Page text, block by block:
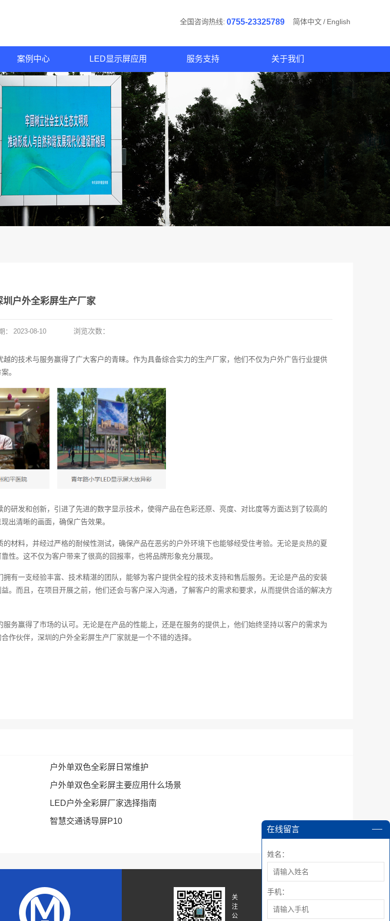
全国咨询热线: 0755-23325789 简体中文/ English
案例中心 LED显示屏应用 服务支持 关于我们
圳户外全彩屏生产厂家
： 2023-08-10 浏览次数：
的技术与服务赢得了广大客户的青睐。作为具备综合实力的生产厂家，他们不仅为户外广告行业提供
。
研发和创新，引进了先进的数字显示技术，使得产品在色彩还原、亮度、对比度等方面达到了较高的
出清晰的画面，确保广告效果。
材料，并经过严格的耐候性测试，确保产品在恶劣的户外环境下也能够经受住考验。无论是炎热的夏
性。这不仅为客户带来了很高的回报率，也将品牌形象充分展现。
有一支经验丰富、技术精湛的团队，能够为客户提供全程的技术支持和售后服务。无论是产品的安装
。而且，在项目开展之前，他们还会与客户深入沟通，了解客户的需求和要求，从而提供合适的解决方
务赢得了市场的认可。无论是在产品的性能上，还是在服务的提供上，他们始终坚持以客户的需求为
作伙伴，深圳的户外全彩屏生产厂家就是一个不错的选择。
户外单双色全彩屏日常维护
户外单双色全彩屏主要应用什么场景
LED户外全彩屏厂家选择指南
智慧交通诱导屏P10
在线留言
姓名：
手机：
关
注
公